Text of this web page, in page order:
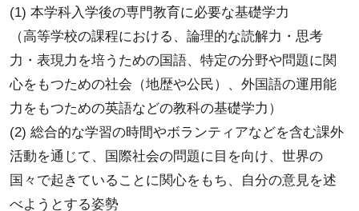
(1) 本学科入学後の専門教育に必要な基礎学力
（高等学校の課程における、論理的な読解力・思考
力・表現力を培うための国語、特定の分野や問題に関
心をもつための社会（地歴や公民）、外国語の運用能
力をもつための英語などの教科の基礎学力）
(2) 総合的な学習の時間やボランティアなどを含む課外
活動を通じて、国際社会の問題に目を向け、世界の
国々で起きていることに関心をもち、自分の意見を述
べようとする姿勢